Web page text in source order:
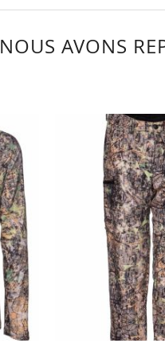
NOUS AVONS